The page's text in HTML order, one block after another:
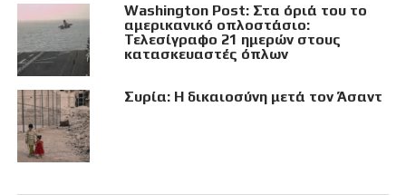
Washington Post: Στα όριά του το
αμερικανικό οπλοστάσιο:
Τελεσίγραφο 21 ημερών στους
κατασκευαστές όπλων
Συρία: Η δικαιοσύνη μετά τον Άσαντ